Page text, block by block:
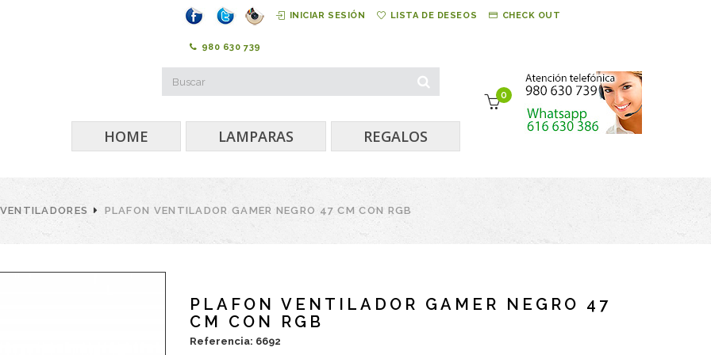
INICIAR SESIÓN LISTA DE DESEOS CHECK OUT
980 630 739
0
HOME LAMPARAS REGALOS
VENTILADORES PLAFON VENTILADOR GAMER NEGRO 47 CM CON RGB
PLAFON VENTILADOR GAMER NEGRO 47
CM CON RGB
Referencia: 6692